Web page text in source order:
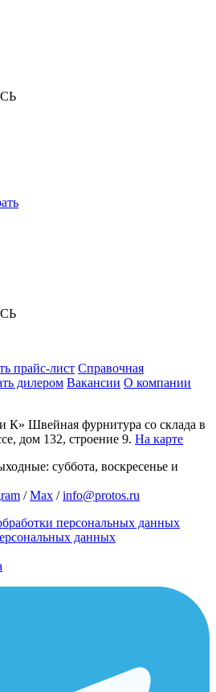
прайс-лист Справочная
дилером Вакансии О компании
К» Швейная фурнитура со склада в
дом 132, строение 9. На карте
суббота, воскресенье и
/Max /info@protos.ru
персональных данных
данных